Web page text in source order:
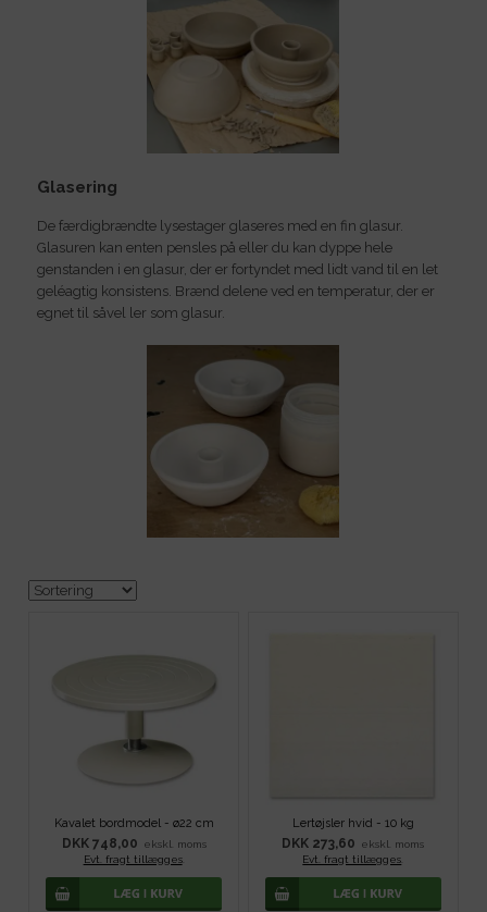
Glasering
De færdigbrændte lysestager glaseres med en fin glasur.
Glasuren kan enten pensles på eller du kan dyppe hele
genstanden i en glasur, der er fortyndet med lidt vand til en let
geléagtig konsistens. Brænd delene ved en temperatur, der er
egnet til såvel ler som glasur.
Kavalet bordmodel - ø22 cm
DKK 748,00
ekskl. moms
Evt. fragt tillægges.
Lertøjsler hvid - 10 kg
DKK 273,60
ekskl. moms
Evt. fragt tillægges